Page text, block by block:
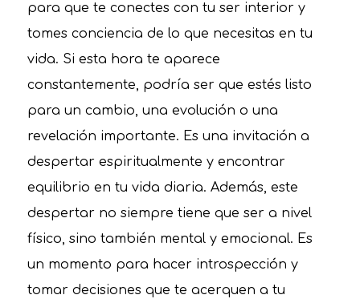
para que te conectes con tu ser interior y
tomes conciencia de lo que necesitas en tu
vida. Si esta hora te aparece
constantemente, podría ser que estés listo
para un cambio, una evolución o una
revelación importante. Es una invitación a
despertar espiritualmente y encontrar
equilibrio en tu vida diaria. Además, este
despertar no siempre tiene que ser a nivel
físico, sino también mental y emocional. Es
un momento para hacer introspección y
tomar decisiones que te acerquen a tu